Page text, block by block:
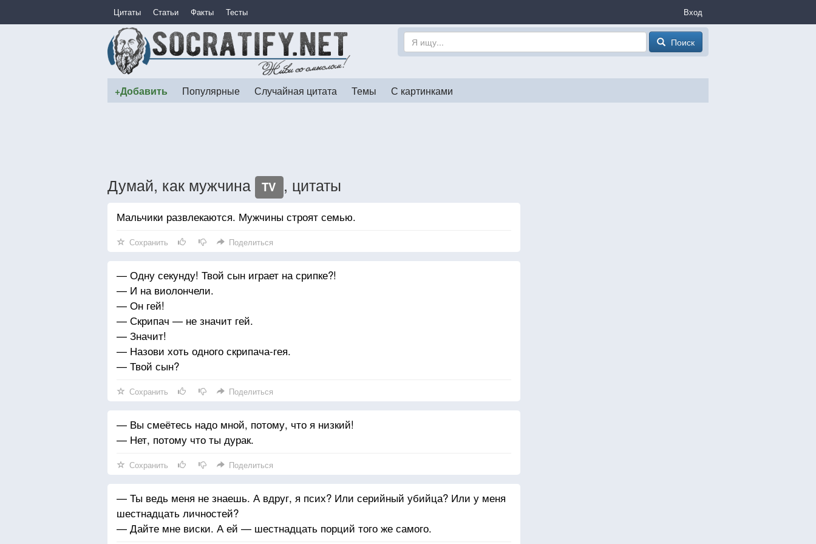
Цитаты Статьи Факты Тесты Вход
Поиск
+Добавить Популярные Случайная цитата Темы С картинками
Думай, как мужчина TV , цитаты
Мальчики развлекаются. Мужчины строят семью.
Сохранить Поделиться
— Одну секунду! Твой сын играет на срипке?!
— И на виолончели.
— Он гей!
— Скрипач — не значит гей.
— Значит!
— Назови хоть одного скрипача-гея.
— Твой сын?
Сохранить Поделиться
— Вы смеётесь надо мной, потому, что я низкий!
— Нет, потому что ты дурак.
Сохранить Поделиться
— Ты ведь меня не знаешь. А вдруг, я псих? Или серийный убийца? Или у меня
шестнадцать личностей?
— Дайте мне виски. А ей — шестнадцать порций того же самого.